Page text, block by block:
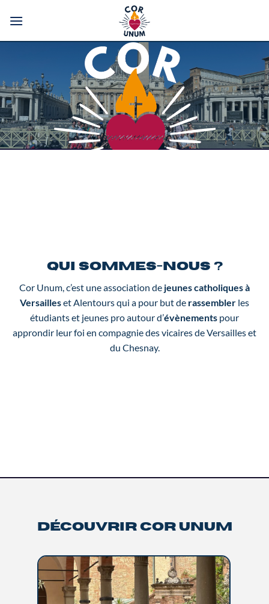
QUI SOMMES-NOUS ?
Cor Unum, c’est une association de jeunes catholiques à
Versailleset Alentours qui a pour but de rassembler les
étudiants et jeunes pro autour d’évènements pour
approndir leur foi en compagnie des vicaires de Versailles et
du Chesnay.
Découvrir Cor Unum